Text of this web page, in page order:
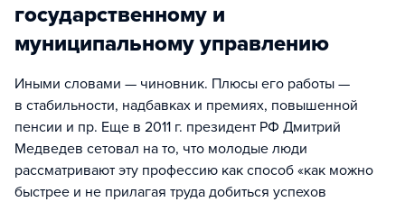
государственному и
муниципальному управлению
Иными словами — чиновник. Плюсы его работы —
в стабильности, надбавках и премиях, повышенной
пенсии и пр. Еще в 2011 г. президент РФ Дмитрий
Медведев сетовал на то, что молодые люди
рассматривают эту профессию как способ «как можно
быстрее и не прилагая труда добиться успехов